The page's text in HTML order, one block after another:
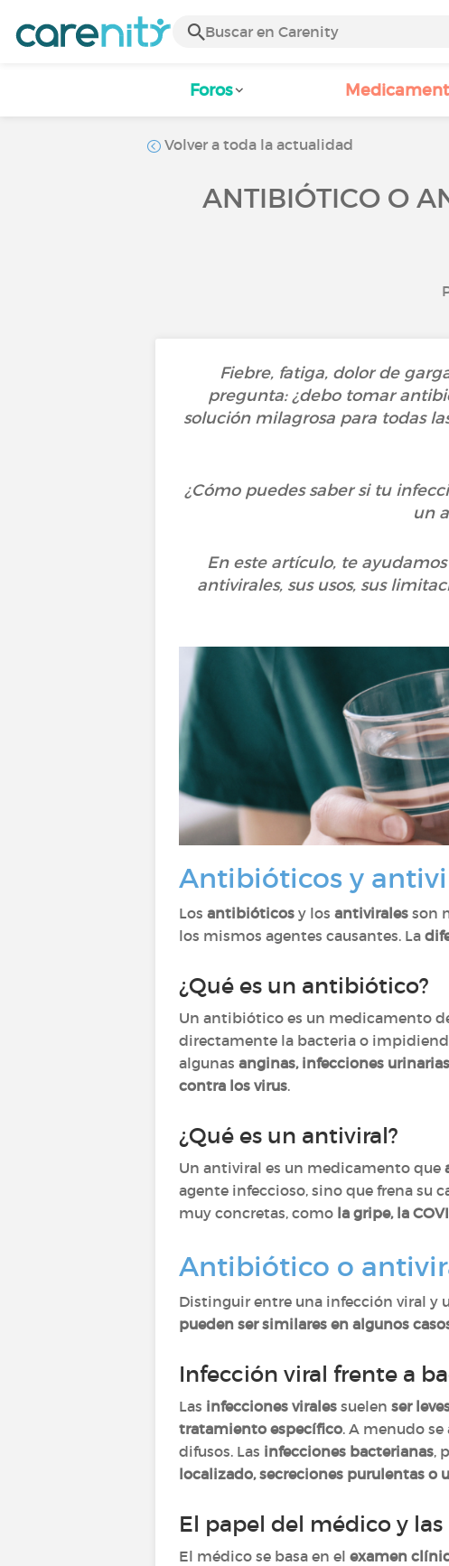
Foros
Volver a toda la actualidad
ANTIBIÓTICO O
Fiebre, fatiga, dolor de
pregunta: ¿debo tomar
solución milagrosa para todas
¿Cómo puedes saber si tu
un
En este artículo, te
antivirales, sus usos, sus
Antibióticos y
Los antibióticos y los antivirales son
los mismos agentes causantes. La
¿Qué es un antibiótico?
Un antibiótico es un medicamento
directamente la bacteria o
algunas anginas, infecciones
contra los virus.
¿Qué es un antiviral?
Un antiviral es un medicamento que
agente infeccioso, sino que frena su
muy concretas, como la gripe, la
Antibiótico o
Distinguir entre una infección viral y
pueden ser similares en algunos
Infección viral frente a
Las infecciones virales suelen ser
tratamiento específico. A menudo
difusos. Las infecciones bacterianas,
localizado, secreciones purulentas o
El papel del médico y
El médico se basa en el examen